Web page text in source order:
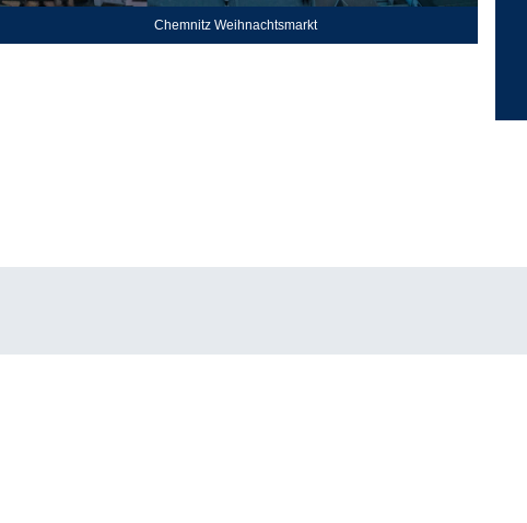
Chemnitz Weihnachtsmarkt